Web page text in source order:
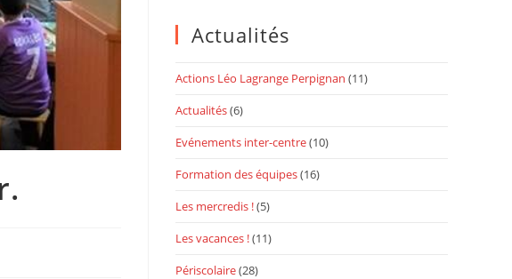
Actualités
Actions Léo Lagrange Perpignan (11)
Actualités(6)
Evénements inter-centre(10)
Formation des équipes(16)
Les mercredis !(5)
Les vacances !(11)
Périscolaire(28)